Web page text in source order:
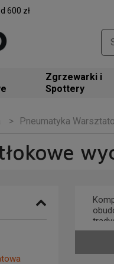
600 zł
Zgrzewarki i
Spottery
Pneumatyka